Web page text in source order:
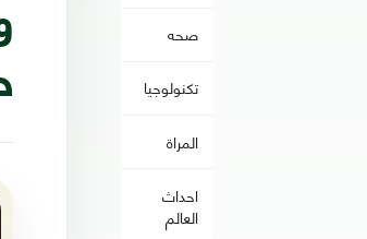
صحه
تكنولوجيا
المراة
احداث
العالم